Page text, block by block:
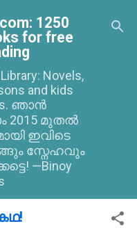
1250
for free
Novels,
and kids
ഞാൻ
2015 മുതൽ
ഇവിടെ
സ്നേഹവും
—Binoy